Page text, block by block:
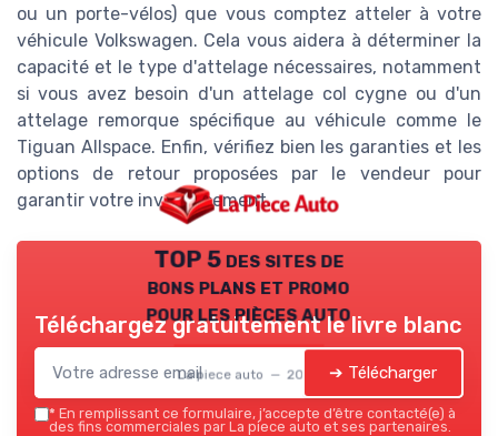
ou un porte-vélos) que vous comptez atteler à votre
véhicule Volkswagen. Cela vous aidera à déterminer la
capacité et le type d'attelage nécessaires, notamment
si vous avez besoin d'un attelage col cygne ou d'un
attelage remorque spécifique au véhicule comme le
Tiguan Allspace. Enfin, vérifiez bien les garanties et les
options de retour proposées par le vendeur pour
garantir votre investissement.
TOP 5 des sites de
bons plans et promo
pour les pièces auto
La piece auto — 2026
Téléchargez gratuitement le livre blanc
➔ Télécharger
* En remplissant ce formulaire, j’accepte d’être contacté(e) à
des fins commerciales par La piece auto et ses partenaires.